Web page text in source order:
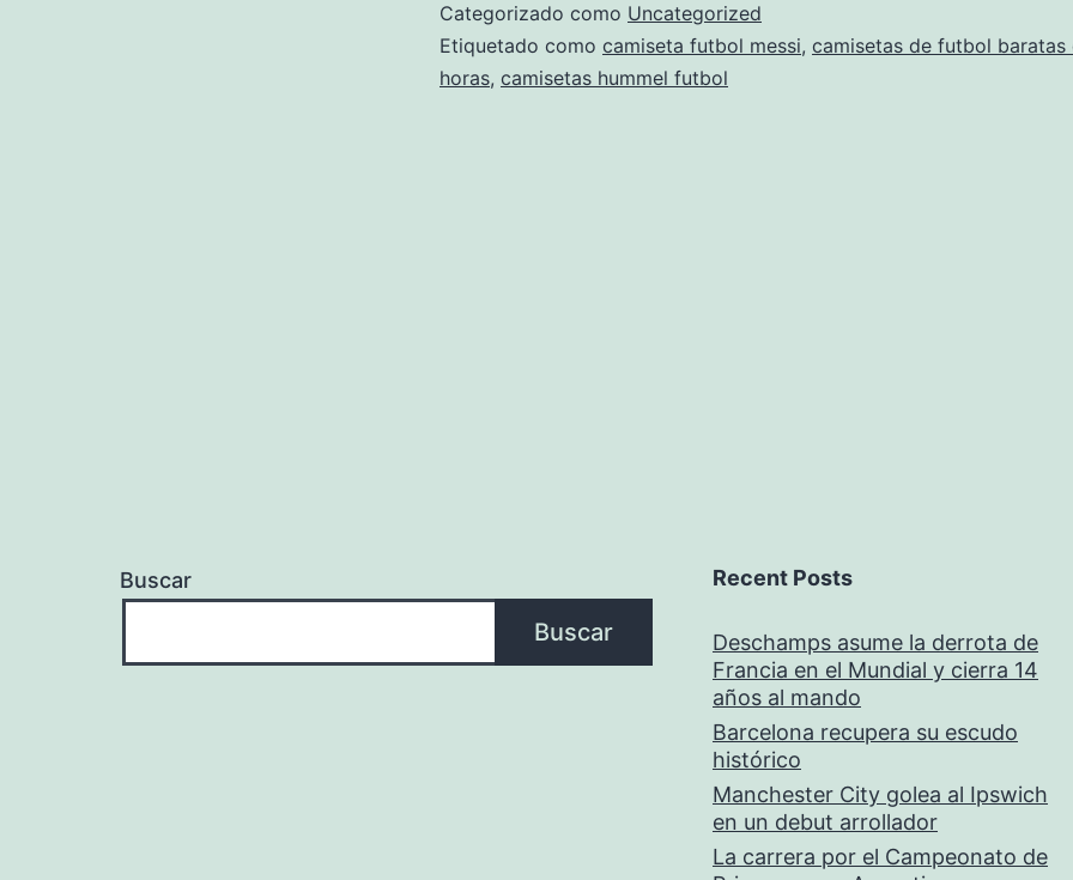
Categorizado como Uncategorized
Etiquetado como camiseta futbol messi, camisetas de futbol baratas
horas, camisetas hummel futbol
Buscar
Buscar
Recent Posts
Deschamps asume la derrota de
Francia en el Mundial y cierra 14
años al mando
Barcelona recupera su escudo
histórico
Manchester City golea al Ipswich
en un debut arrollador
La carrera por el Campeonato de